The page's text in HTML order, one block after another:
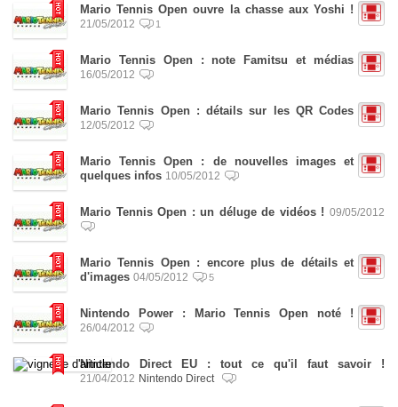
Mario Tennis Open ouvre la chasse aux Yoshi !
21/05/2012 1
Mario Tennis Open : note Famitsu et médias
16/05/2012
Mario Tennis Open : détails sur les QR Codes
12/05/2012
Mario Tennis Open : de nouvelles images et
quelques infos 10/05/2012
Mario Tennis Open : un déluge de vidéos ! 09/05/2012
Mario Tennis Open : encore plus de détails et
d'images 04/05/2012 5
Nintendo Power : Mario Tennis Open noté !
26/04/2012
Nintendo Direct EU : tout ce qu'il faut savoir !
21/04/2012 Nintendo Direct